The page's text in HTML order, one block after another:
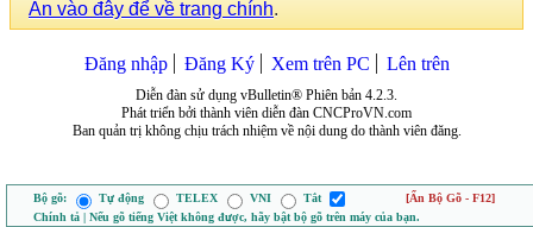
Ấn vào đây để về trang chính.
Đăng nhập Đăng Ký Xem trên PC Lên trên
Diễn đàn sử dụng vBulletin® Phiên bản 4.2.3.
Phát triển bởi thành viên diễn đàn CNCProVN.com
Ban quản trị không chịu trách nhiệm về nội dung do thành viên đăng.
Bộ gõ: Tự động TELEX VNI Tắt
[Ẩn Bộ Gõ - F12]
Chính tả | Nếu gõ tiếng Việt không được, hãy bật bộ gõ trên máy của bạn.